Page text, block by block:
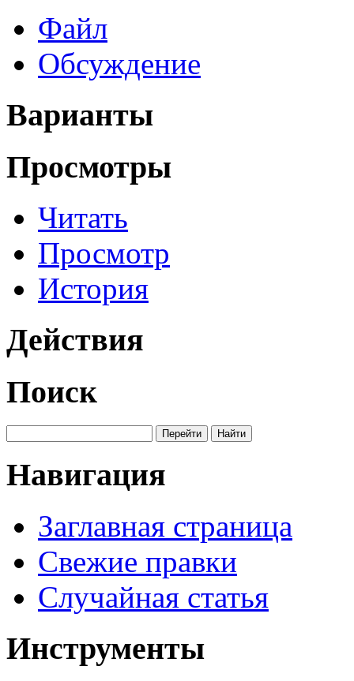
Файл
Обсуждение
Варианты
Просмотры
Читать
Просмотр
История
Действия
Поиск
Навигация
Заглавная страница
Свежие правки
Случайная статья
Инструменты